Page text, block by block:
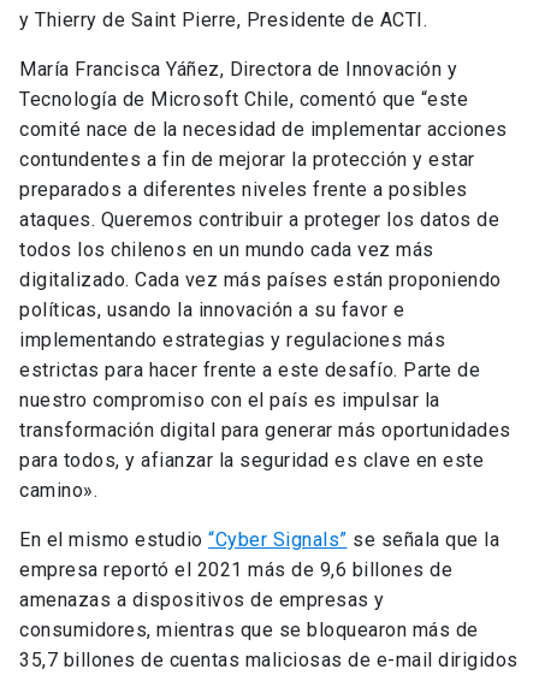
y Thierry de Saint Pierre, Presidente de ACTI.
María Francisca Yáñez, Directora de Innovación y
Tecnología de Microsoft Chile, comentó que “este
comité nace de la necesidad de implementar acciones
contundentes a fin de mejorar la protección y estar
preparados a diferentes niveles frente a posibles
ataques. Queremos contribuir a proteger los datos de
todos los chilenos en un mundo cada vez más
digitalizado. Cada vez más países están proponiendo
políticas, usando la innovación a su favor e
implementando estrategias y regulaciones más
estrictas para hacer frente a este desafío. Parte de
nuestro compromiso con el país es impulsar la
transformación digital para generar más oportunidades
para todos, y afianzar la seguridad es clave en este
camino».
En el mismo estudio “Cyber Signals” se señala que la
empresa reportó el 2021 más de 9,6 billones de
amenazas a dispositivos de empresas y
consumidores, mientras que se bloquearon más de
35,7 billones de cuentas maliciosas de e-mail dirigidos